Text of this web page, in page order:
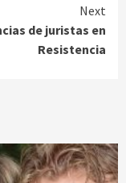
Next
de juristas en
Resistencia